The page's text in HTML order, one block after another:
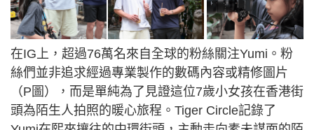
在IG上，超過76萬名來自全球的粉絲關注Yumi。粉
絲們並非追求經過專業製作的數碼內容或精修圖片
（P圖），而是單純為了見證這位7歲小女孩在香港街
頭為陌生人拍照的暖心旅程。Tiger Circle記錄了